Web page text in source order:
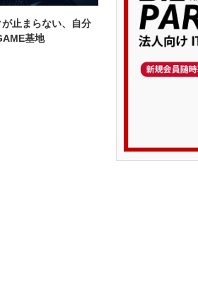
止まらない、自分
基地